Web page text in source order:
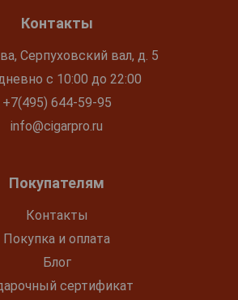
Контакты
Серпуховский вал, д. 5
с 10:00 до 22:00
+7(495) 644-59-95
info@cigarpro.ru
Покупателям
Контакты
Покупка и оплата
Блог
сертификат